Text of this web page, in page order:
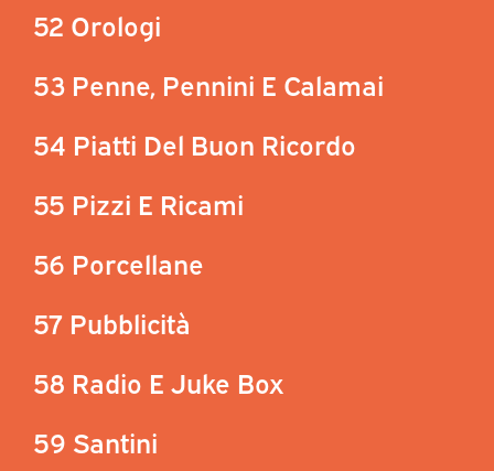
52 Orologi
53 Penne, Pennini E Calamai
54 Piatti Del Buon Ricordo
55 Pizzi E Ricami
56 Porcellane
57 Pubblicità
58 Radio E Juke Box
59 Santini